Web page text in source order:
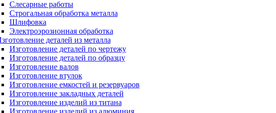
Слесарные работы
Строгальная обработка металла
Шлифовка
Электроэрозионная обработка
деталей из металла
Изготовление деталей по чертежу
Изготовление деталей по образцу
Изготовление валов
Изготовление втулок
Изготовление емкостей и резервуаров
Изготовление закладных деталей
Изготовление изделий из титана
Изготовление изделий из алюминия